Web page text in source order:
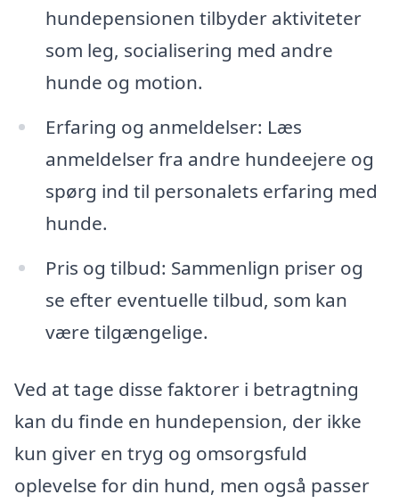
hundepensionen tilbyder aktiviteter
som leg, socialisering med andre
hunde og motion.
Erfaring og anmeldelser: Læs
anmeldelser fra andre hundeejere og
spørg ind til personalets erfaring med
hunde.
Pris og tilbud: Sammenlign priser og
se efter eventuelle tilbud, som kan
være tilgængelige.
Ved at tage disse faktorer i betragtning
kan du finde en hundepension, der ikke
kun giver en tryg og omsorgsfuld
oplevelse for din hund, men også passer